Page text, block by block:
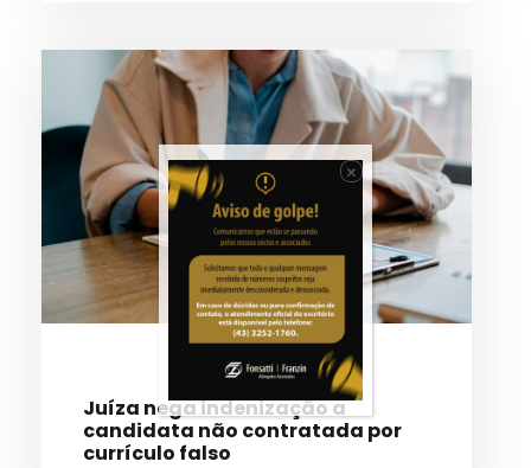
Juíza nega indenização a
candidata não contratada por
currículo falso
×